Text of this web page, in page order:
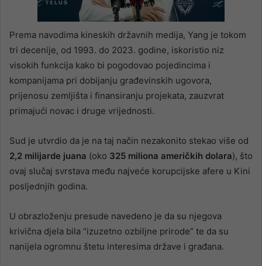
Prema navodima kineskih državnih medija, Yang je tokom
tri decenije, od 1993. do 2023. godine, iskoristio niz
visokih funkcija kako bi pogodovao pojedincima i
kompanijama pri dobijanju građevinskih ugovora,
prijenosu zemljišta i finansiranju projekata, zauzvrat
primajući novac i druge vrijednosti.
Sud je utvrdio da je na taj način nezakonito stekao više od
2,2 milijarde juana (oko 325 miliona američkih dolara), što
ovaj slučaj svrstava među najveće korupcijske afere u Kini
posljednjih godina.
U obrazloženju presude navedeno je da su njegova
krivična djela bila “izuzetno ozbiljne prirode” te da su
nanijela ogromnu štetu interesima države i građana.